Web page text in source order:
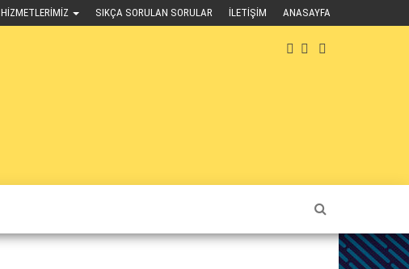
HIZMETLERIMIZ SIKÇA SORULAN SORULAR İLETIŞIM ANASAYFA